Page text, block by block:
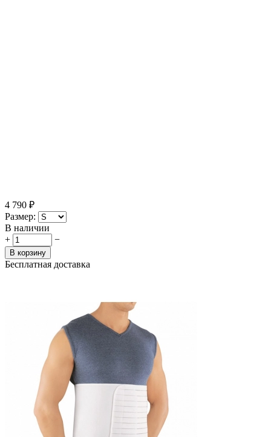
4 790 ₽
Размер:
В наличии
+
−
В корзину
Бесплатная доставка